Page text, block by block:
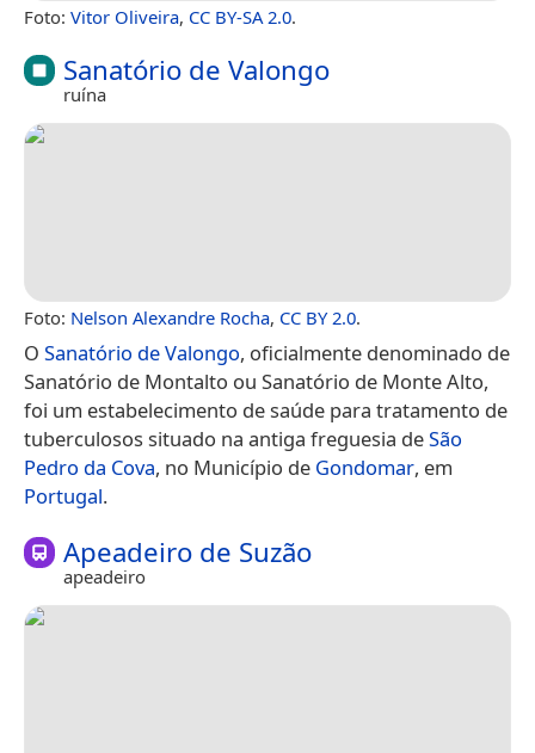
Foto: Vitor Oliveira, CC BY-SA 2.0.
Sanatório de Valongo
ruína
Foto: Nelson Alexandre Rocha, CC BY 2.0.
O Sanatório de Valongo, oficialmente denominado de
Sanatório de Montalto ou Sanatório de Monte Alto,
foi um estabelecimento de saúde para tratamento de
tuberculosos situado na antiga freguesia deSão
Pedro da Cova, no Município de Gondomar, em
Portugal.
Apeadeiro de Suzão
apeadeiro